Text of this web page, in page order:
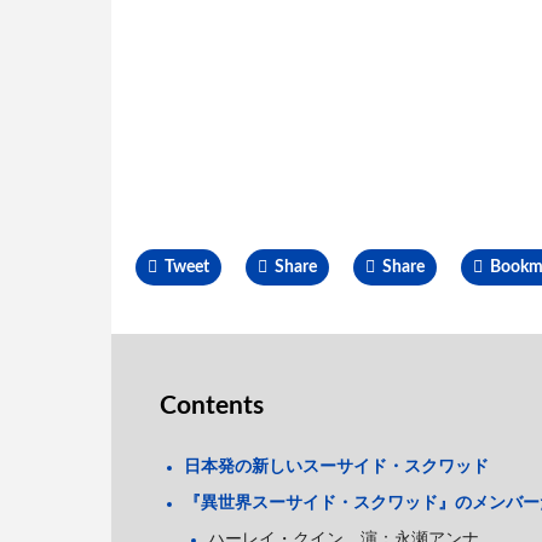
Tweet Share Share
Contents
日本発の新しいスーサイド・スクワッド
『異世界スーサイド・スクワッド』のメンバ